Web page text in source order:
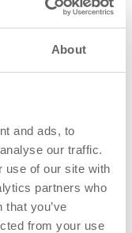
About
and ads, to
our traffic.
use of our site with
partners who
you’ve
from your use
även på
grått i två
dörrarna för
flexibelt att
inredning